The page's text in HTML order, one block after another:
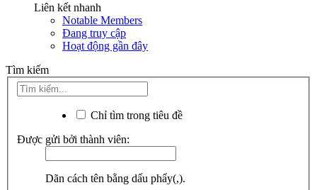
Liên kết nhanh
Notable Members
Đang truy cập
Hoạt động gần đây
Tìm kiếm
Chỉ tìm trong tiêu đề
Được gửi bởi thành viên:
Dãn cách tên bằng dấu phẩy(,).